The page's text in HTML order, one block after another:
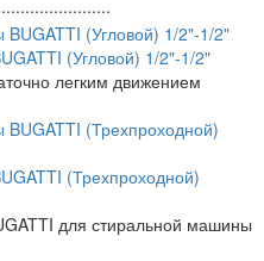
(Угловой) 1/2"-1/2"
легким движением
(Трехпроходной)
для стиральной машины